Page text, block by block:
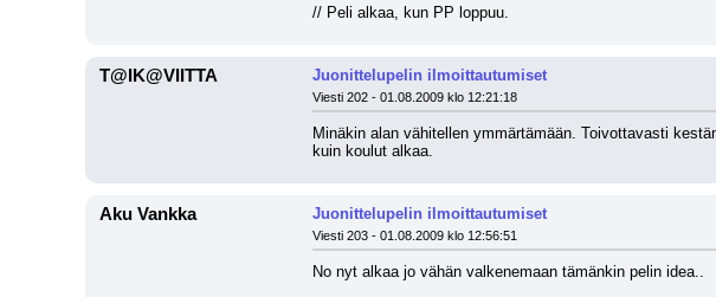
// Peli alkaa, kun PP loppuu.
T@IK@VIITTA Juonittelupelin ilmoittautumiset
Viesti 202 - 01.08.2009 klo 12:21:18
Minäkin alan vähitellen ymmärtämään. Toivottavasti
kuin koulut alkaa.
Aku Vankka Juonittelupelin ilmoittautumiset
Viesti 203 - 01.08.2009 klo 12:56:51
No nyt alkaa jo vähän valkenemaan tämänkin pelin idea..